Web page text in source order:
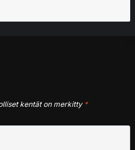
kentät on merkitty *